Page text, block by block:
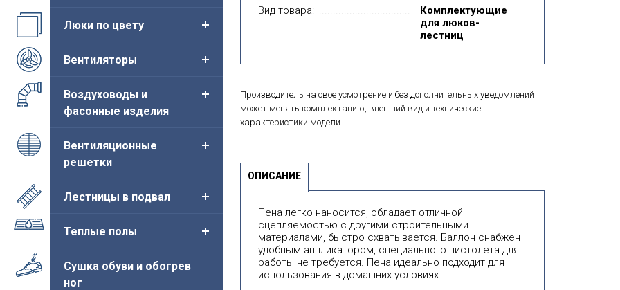
Люки по цвету
Вентиляторы
Воздуховоды и
фасонные изделия
Вентиляционные
решетки
Лестницы в подвал
Теплые полы
Сушка обуви и обогрев
ног
Вид товара:
Комплектующие
для люков-
лестниц
Производитель на свое усмотрение и без дополнительных уведомлений
может менять комплектацию, внешний вид и технические
характеристики модели.
ОПИСАНИЕ
Пена легко наносится, обладает отличной
сцепляемостью с другими строительными
материалами, быстро схватывается. Баллон снабжен
удобным аппликатором, специального пистолета для
работы не требуется. Пена идеально подходит для
использования в домашних условиях.